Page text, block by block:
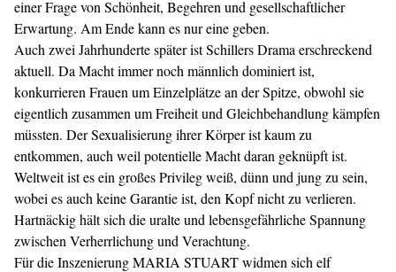
einer Frage von Schönheit, Begehren und gesellschaftlicher
Erwartung. Am Ende kann es nur eine geben.
Auch zwei Jahrhunderte später ist Schillers Drama erschreckend
aktuell. Da Macht immer noch männlich dominiert ist,
konkurrieren Frauen um Einzelplätze an der Spitze, obwohl sie
eigentlich zusammen um Freiheit und Gleichbehandlung kämpfen
müssten. Der Sexualisierung ihrer Körper ist kaum zu
entkommen, auch weil potentielle Macht daran geknüpft ist.
Weltweit ist es ein großes Privileg weiß, dünn und jung zu sein,
wobei es auch keine Garantie ist, den Kopf nicht zu verlieren.
Hartnäckig hält sich die uralte und lebensgefährliche Spannung
zwischen Verherrlichung und Verachtung.
Für die Inszenierung MARIA STUART widmen sich elf